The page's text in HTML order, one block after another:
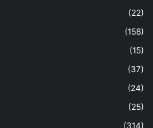
(22)
(158)
(15)
(37)
(24)
(25)
(314)